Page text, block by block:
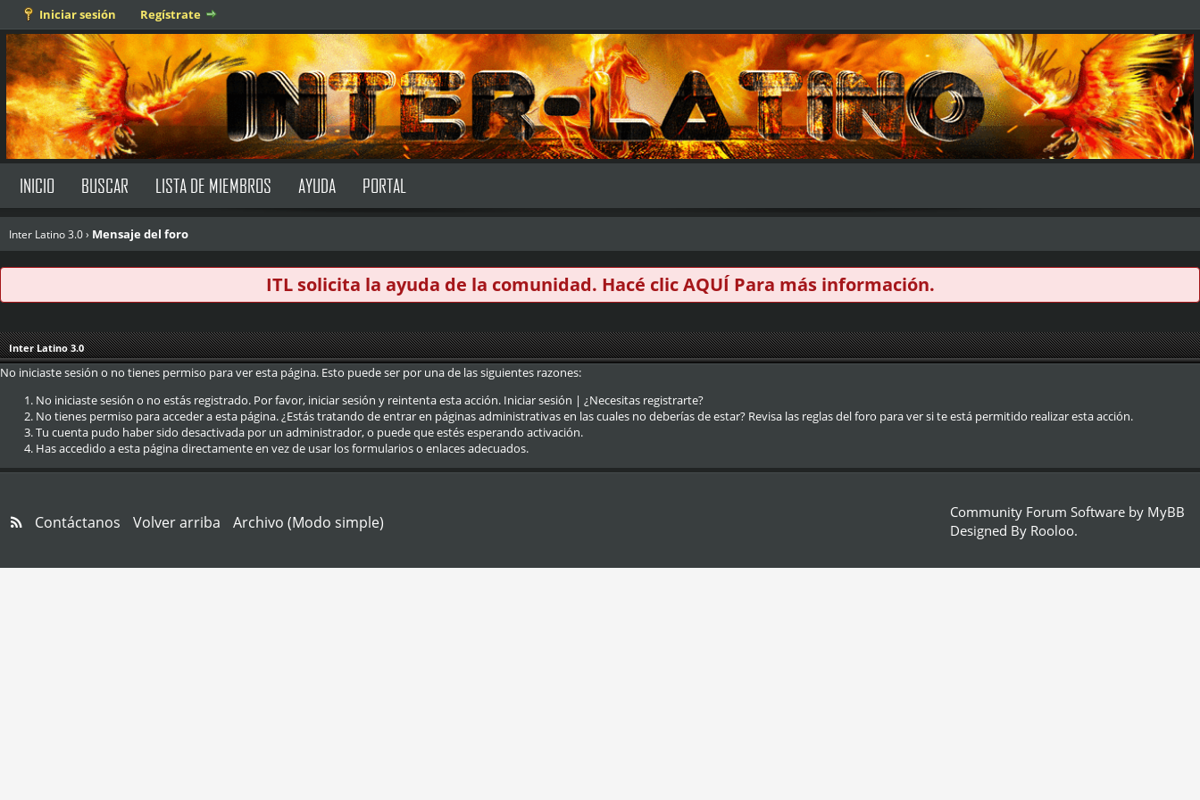
Iniciar sesión Regístrate
INICIO BUSCAR LISTA DE MIEMBROS AYUDA PORTAL
Inter Latino 3.0› Mensaje del foro
ITL solicita la ayuda de la comunidad. Hacé clicAQUÍ Para más información.
Inter Latino 3.0
No iniciaste sesión o no tienes permiso para ver esta página. Esto puede ser por una de las siguientes razones:
No iniciaste sesión o no estás registrado. Por favor, iniciar sesión y reintenta esta acción. Iniciar sesión | ¿Necesitas registrarte?
No tienes permiso para acceder a esta página. ¿Estás tratando de entrar en páginas administrativas en las cuales no deberías de estar? Revisa las reglas del foro para ver si te está permitido realizar esta acción.
Tu cuenta pudo haber sido desactivada por un administrador, o puede que estés esperando activación.
Has accedido a esta página directamente en vez de usar los formularios o enlaces adecuados.
Contáctanos Volver arriba Archivo (Modo simple)
Community Forum Software by MyBB
Designed By Rooloo.